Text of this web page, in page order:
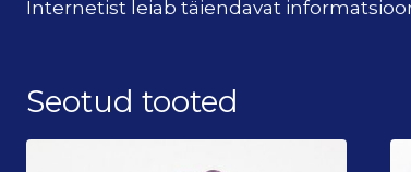
Internetist leiab täiendavat
Seotud tooted